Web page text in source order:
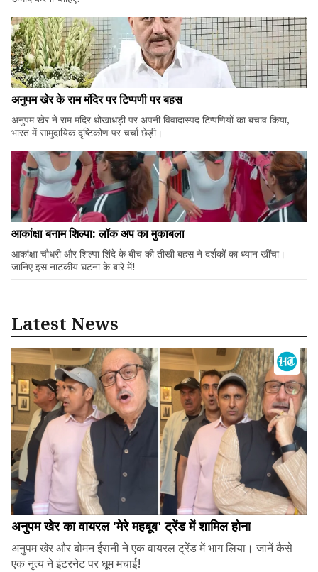
अनुपम खेर के राम मंदिर पर टिप्पणी पर बहस
अनुपम खेर ने राम मंदिर धोखाधड़ी पर अपनी विवादास्पद टिप्पणियों का बचाव किया,
भारत में सामुदायिक दृष्टिकोण पर चर्चा छेड़ी।
आकांक्षा बनाम शिल्पा: लॉक अप का मुकाबला
आकांक्षा चौधरी और शिल्पा शिंदे के बीच की तीखी बहस ने दर्शकों का ध्यान खींचा।
जानिए इस नाटकीय घटना के बारे में!
Latest News
अनुपम खेर का वायरल 'मेरे महबूब' ट्रेंड में शामिल होना
अनुपम खेर और बोमन ईरानी ने एक वायरल ट्रेंड में भाग लिया। जानें कैसे
एक नृत्य ने इंटरनेट पर धूम मचाई!